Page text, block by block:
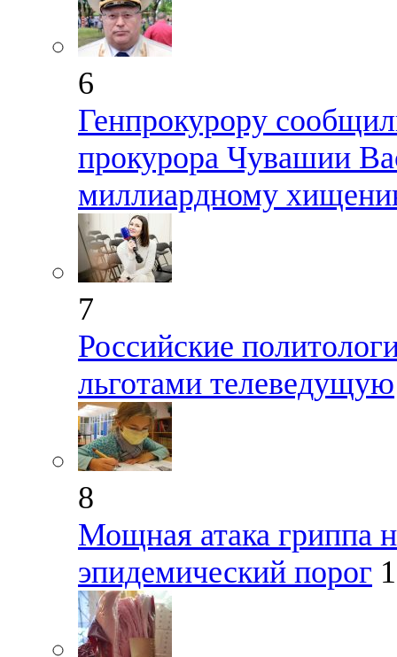
6
Генпрокурору
прокурора Чувашии
миллиардному
7
Российские
льготами телеведущую
8
Мощная атака гриппа
эпидемический порог